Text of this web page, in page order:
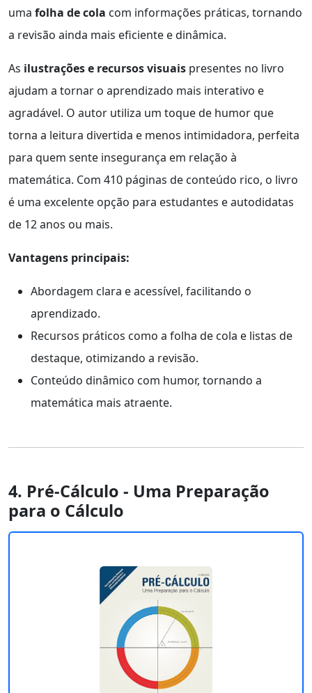
uma folha de cola com informações práticas, tornando
a revisão ainda mais eficiente e dinâmica.
As ilustrações e recursos visuais presentes no livro
ajudam a tornar o aprendizado mais interativo e
agradável. O autor utiliza um toque de humor que
torna a leitura divertida e menos intimidadora, perfeita
para quem sente insegurança em relação à
matemática. Com 410 páginas de conteúdo rico, o livro
é uma excelente opção para estudantes e autodidatas
de 12 anos ou mais.
Vantagens principais:
Abordagem clara e acessível, facilitando o
aprendizado.
Recursos práticos como a folha de cola e listas de
destaque, otimizando a revisão.
Conteúdo dinâmico com humor, tornando a
matemática mais atraente.
4. Pré-Cálculo - Uma Preparação
para o Cálculo